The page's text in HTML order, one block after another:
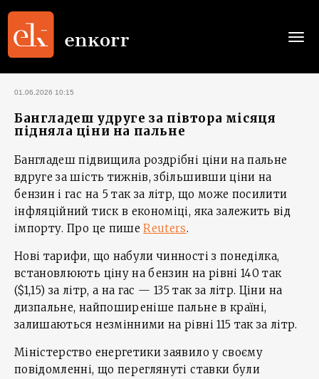
01.06.2026 10:15
Бангладеш удруге за півтора місяця
підняла ціни на пальне
Бангладеш підвищила роздрібні ціни на пальне
вдруге за шість тижнів, збільшивши ціни на
бензин і гас на 5 так за літр, що може посилити
інфляційний тиск в економіці, яка залежить від
імпорту. Про це пишеReuters.
Нові тарифи, що набули чинності з понеділка,
встановлюють ціну на бензин на рівні 140 так
($1,15) за літр, а на гас — 135 так за літр. Ціни на
дизпальне, найпоширеніше пальне в країні,
залишаються незмінними на рівні 115 так за літр.
Міністерство енергетики заявило у своєму
повідомленні, що переглянуті ставки були